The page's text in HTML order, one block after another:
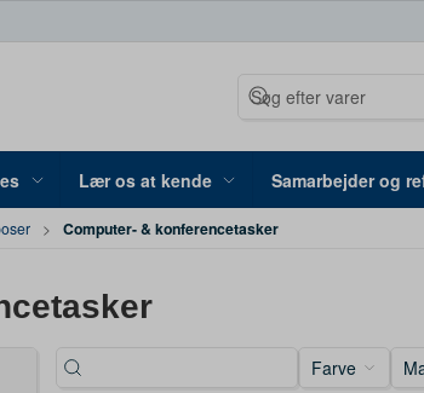
Lær os at kende Samarbejder og
Computer- & konferencetasker
Farve